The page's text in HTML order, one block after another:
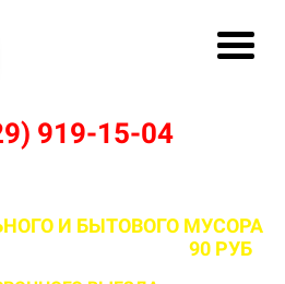
919-15-04
И БЫТОВОГО МУСОРА
90 РУБ